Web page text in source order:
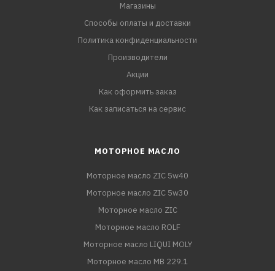
Магазины
Способы оплаты и доставки
Политика конфиденциальности
Производители
Акции
Как оформить заказ
Как записаться на сервис
МОТОРНОЕ МАСЛО
Моторное масло ZIC 5w40
Моторное масло ZIC 5w30
Моторное масло ZIC
Моторное масло ROLF
Моторное масло LIQUI MOLY
Моторное масло MB 229.1